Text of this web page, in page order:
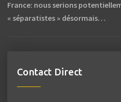
France: nous serions
« séparatistes » désormais…
Contact Direct